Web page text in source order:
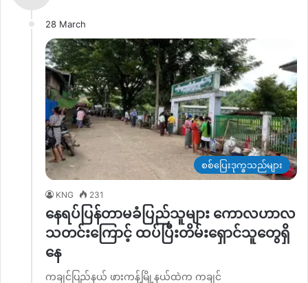
28 March
စစ်ပြေးဒုက္ခသည်များ
KNG 231
နေရပ်ပြန်တာမခံပြည်သူများ ကောလဟာလ
သတင်းကြောင့် ထပ်ပြီးတိမ်းရှောင်သူတွေရှိ
နေ
ကချင်ပြည်နယ် ဖားကန့်မြို့နယ်ထဲက ကချင်